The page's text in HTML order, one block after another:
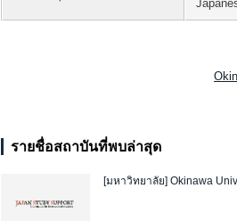
รายชื่อสถาบันที่พบล่าสุด
[มหาวิทยาลัย] Okinawa